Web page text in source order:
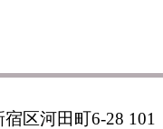
区河田町6-28 101